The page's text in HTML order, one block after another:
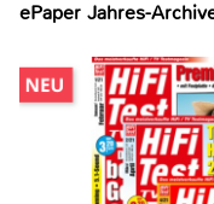
ePaper Jahres-